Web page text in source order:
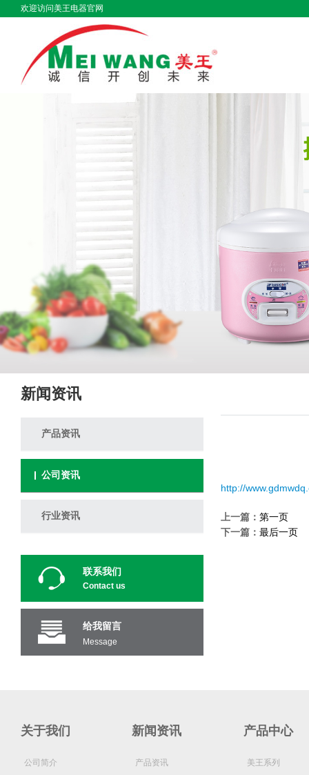
欢迎访问美王电器官网
新闻资讯
产品资讯
公司资讯
行业资讯
联系我们
Contact us
给我留言
Message
http://
上一篇： 第一页
下一篇： 最后一页
关于我们
公司简介
新闻资讯
产品资讯
产品中心
美王系列